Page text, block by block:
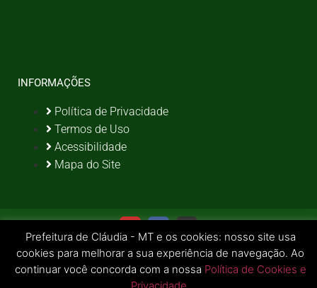
INFORMAÇÕES
Política de Privacidade
Termos de Uso
Acessibilidade
Mapa do Site
Prefeitura de Cláudia - MT e os cookies: nosso site usa
cookies para melhorar a sua experiência de navegação. Ao
continuar você concorda com a nossa Política de Cookies e